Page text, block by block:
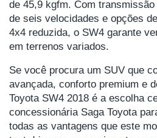
de 45,9 kgfm. Com
de seis velocidades e opções
4x4 reduzida, o SW4 garante
em terrenos variados.
Se você procura um SUV que
avançada, conforto premium e
Toyota SW4 2018 é a escolha
concessionária Saga Toyota
todas as vantagens que este